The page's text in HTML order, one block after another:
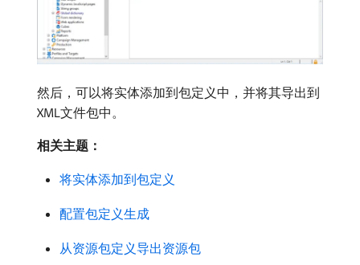
然后，可以将实体添加到包定义中，并将其导出到
XML文件包中。
相关主题：
将实体添加到包定义
配置包定义生成
从资源包定义导出资源包